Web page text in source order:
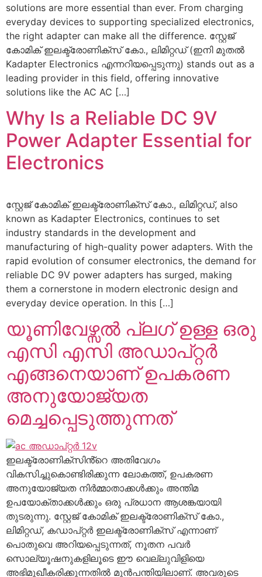
solutions are more essential than ever. From charging
everyday devices to supporting specialized electronics,
the right adapter can make all the difference. സ്റ്റേജ്
കോമിക് ഇലക്ട്രോണിക്സ് കോ., ലിമിറ്റഡ് (ഇനി മുതൽ
Kadapter Electronics എന്നറിയപ്പെടുന്നു) stands out as a
leading provider in this field, offering innovative
solutions like the AC AC […]
Why Is a Reliable DC 9V
Power Adapter Essential for
Electronics
സ്റ്റേജ് കോമിക് ഇലക്ട്രോണിക്സ് കോ., ലിമിറ്റഡ്, also
known as Kadapter Electronics, continues to set
industry standards in the development and
manufacturing of high-quality power adapters. With the
rapid evolution of consumer electronics, the demand for
reliable DC 9V power adapters has surged, making
them a cornerstone in modern electronic design and
everyday device operation. In this […]
യൂണിവേഴ്സൽ പ്ലഗ് ഉള്ള ഒരു
എസി എസി അഡാപ്റ്റർ
എങ്ങനെയാണ് ഉപകരണ
അനുയോജ്യത
മെച്ചപ്പെടുത്തുന്നത്
ഇലക്ട്രോണിക്സിൻ്റെ അതിവേഗം
വികസിച്ചുകൊണ്ടിരിക്കുന്ന ലോകത്ത്, ഉപകരണ
അനുയോജ്യത നിർമ്മാതാക്കൾക്കും അന്തിമ
ഉപയോക്താക്കൾക്കും ഒരു പ്രധാന ആശങ്കയായി
തുടരുന്നു. സ്റ്റേജ് കോമിക് ഇലക്ട്രോണിക്സ് കോ.,
ലിമിറ്റഡ്, കഡാപ്റ്റർ ഇലക്ട്രോണിക്സ് എന്നാണ്
പൊതുവെ അറിയപ്പെടുന്നത്, നൂതന പവർ
സൊല്യൂഷനുകളിലൂടെ ഈ വെല്ലുവിളിയെ
അഭിമുഖീകരിക്കുന്നതിൽ മുൻപന്തിയിലാണ്. അവരുടെ